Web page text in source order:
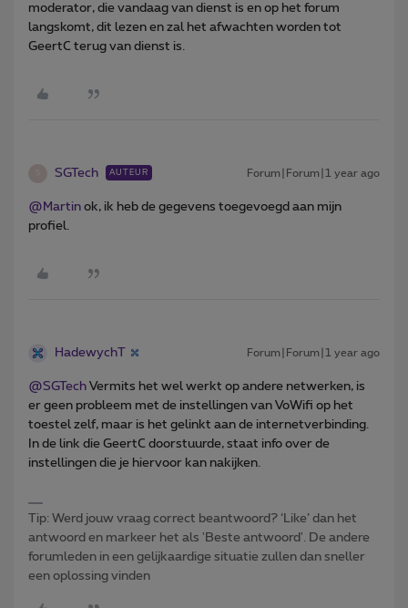
moderator, die vandaag van dienst is en op het forum
langskomt, dit lezen en zal het afwachten worden tot
GeertC terug van dienst is.
SGTech AUTEUR Forum|Forum|1 year ago
@Martin ok, ik heb de gegevens toegevoegd aan mijn
profiel.
HadewychT Forum|Forum|1 year ago
@SGTech Vermits het wel werkt op andere netwerken, is
er geen probleem met de instellingen van VoWifi op het
toestel zelf, maar is het gelinkt aan de internetverbinding.
In de link die GeertC doorstuurde, staat info over de
instellingen die je hiervoor kan nakijken.
Tip: Werd jouw vraag correct beantwoord? ‘Like’ dan het
antwoord en markeer het als 'Beste antwoord'. De andere
forumleden in een gelijkaardige situatie zullen dan sneller
een oplossing vinden